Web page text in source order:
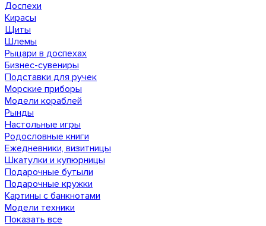
Доспехи
Кирасы
Щиты
Шлемы
Рыцари в доспехах
Бизнес-сувениры
Подставки для ручек
Морские приборы
Модели кораблей
Рынды
Настольные игры
Родословные книги
Ежедневники, визитницы
Шкатулки и купюрницы
Подарочные бутыли
Подарочные кружки
Картины с банкнотами
Модели техники
Показать все